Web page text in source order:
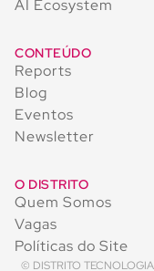
AI Ecosystem
CONTEÚDO
Reports
Blog
Eventos
Newsletter
O DISTRITO
Quem Somos
Vagas
Políticas do Site
© DISTRITO